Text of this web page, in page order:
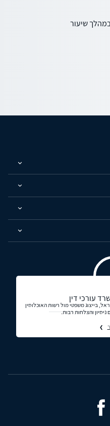
שיעור
עורכי דין
בייצוג משפטי מול רשות האוכלוסין
והצלחות רבות.